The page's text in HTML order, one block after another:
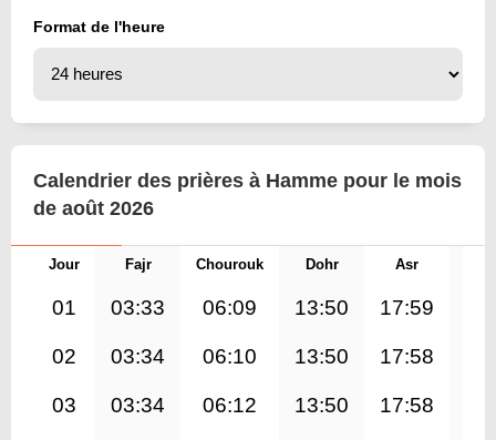
Format de l'heure
Calendrier des prières à Hamme pour le mois
de août 2026
Jour Fajr Chourouk Dohr Asr
01 03:33 06:09 13:50 17:59
02 03:34 06:10 13:50 17:58
03 03:34 06:12 13:50 17:58